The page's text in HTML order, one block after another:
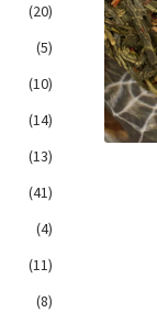
(20)
(5)
(10)
(14)
(13)
(41)
(4)
(11)
(8)